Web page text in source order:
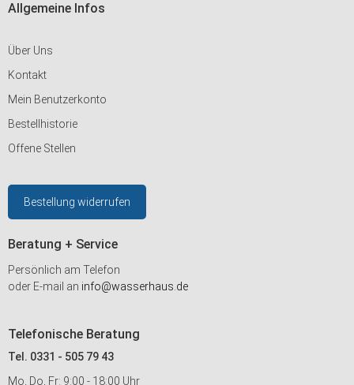
Allgemeine Infos
Über Uns
Kontakt
Mein Benutzerkonto
Bestellhistorie
Offene Stellen
Bestellung widerrufen
Beratung + Service
Persönlich am Telefon
oder E-mail an info@wasserhaus.de
Telefonische Beratung
Tel. 0331 - 505 79 43
Mo, Do, Fr: 9:00 - 18:00 Uhr